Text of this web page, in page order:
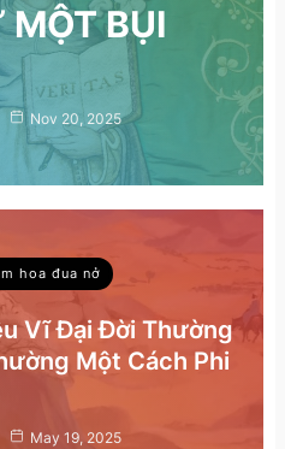
MỘT BỤI
Nov 20, 2025
hoa đua nở
Vĩ Đại Đời Thường
Một Cách Phi
May 19, 2025